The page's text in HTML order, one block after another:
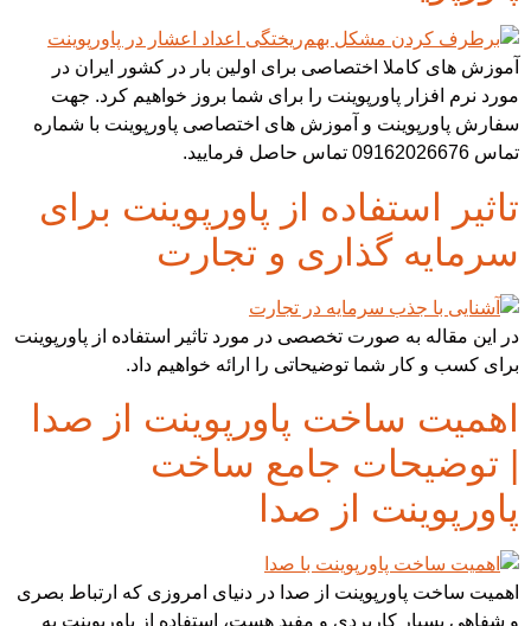
آموزش های کاملا اختصاصی برای اولین بار در کشور ایران در
مورد نرم افزار پاورپوینت را برای شما بروز خواهیم کرد. جهت
سفارش پاورپوینت و آموزش های اختصاصی پاورپوینت با شماره
تماس 09162026676 تماس حاصل فرمایید.
تاثیر استفاده از پاورپوینت برای
سرمایه گذاری و تجارت
در این مقاله به صورت تخصصی در مورد تاثیر استفاده از پاورپوینت
برای کسب و کار شما توضیحاتی را ارائه خواهیم داد.
اهمیت ساخت پاورپوینت از صدا
| توضیحات جامع ساخت
پاورپوینت از صدا
اهمیت ساخت پاورپوینت از صدا در دنیای امروزی که ارتباط بصری
و شفاهی بسیار کاربردی و مفید هست، استفاده از پاورپوینت به